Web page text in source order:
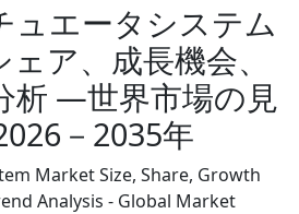
ュエータシステム
ア、成長機会、
析 ―世界市場の見
－2035年
Market Size, Share, Growth
Analysis - Global Market